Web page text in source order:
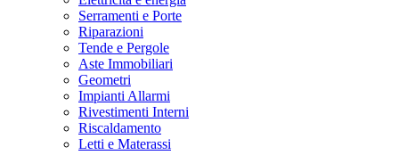
Serramenti e Porte
Riparazioni
Tende e Pergole
Aste Immobiliari
Geometri
Impianti Allarmi
Rivestimenti Interni
Riscaldamento
Letti e Materassi